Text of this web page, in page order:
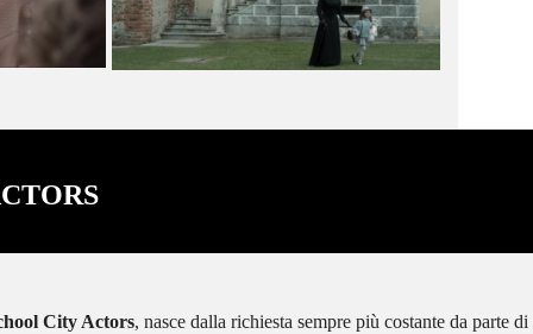
City Actors, nasce dalla richiesta sempre più costante da parte di